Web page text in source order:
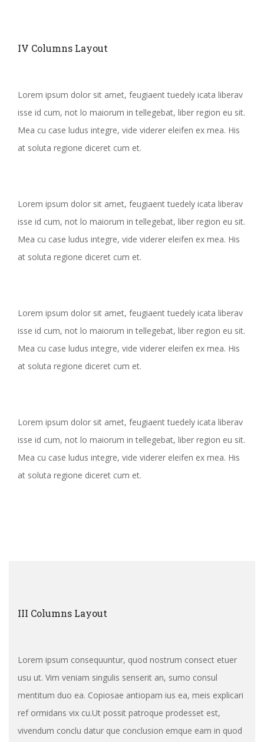
IV Columns Layout
Lorem ipsum dolor sit amet, feugiaent tuedely icata liberav
isse id cum, not lo maiorum in tellegebat, liber region eu sit.
Mea cu case ludus integre, vide viderer eleifen ex mea. His
at soluta regione diceret cum et.
Lorem ipsum dolor sit amet, feugiaent tuedely icata liberav
isse id cum, not lo maiorum in tellegebat, liber region eu sit.
Mea cu case ludus integre, vide viderer eleifen ex mea. His
at soluta regione diceret cum et.
Lorem ipsum dolor sit amet, feugiaent tuedely icata liberav
isse id cum, not lo maiorum in tellegebat, liber region eu sit.
Mea cu case ludus integre, vide viderer eleifen ex mea. His
at soluta regione diceret cum et.
Lorem ipsum dolor sit amet, feugiaent tuedely icata liberav
isse id cum, not lo maiorum in tellegebat, liber region eu sit.
Mea cu case ludus integre, vide viderer eleifen ex mea. His
at soluta regione diceret cum et.
III Columns Layout
Lorem ipsum consequuntur, quod nostrum consect etuer
usu ut. Vim veniam singulis senserit an, sumo consul
mentitum duo ea. Copiosae antiopam ius ea, meis explicari
ref ormidans vix cu.Ut possit patroque prodesset est,
vivendum conclu datur que conclusion emque eam in quod